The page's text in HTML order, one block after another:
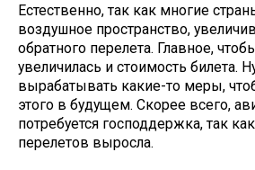
Естественно, так как многие
воздушное пространство,
обратного перелета. Главное,
увеличилась и стоимость билета.
вырабатывать какие-то меры,
этого в будущем. Скорее всего,
потребуется господдержка, так
перелетов выросла.